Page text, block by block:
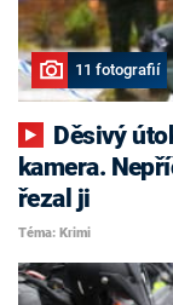
11 fotografií
kamera.
řezal ji
Téma: Krimi